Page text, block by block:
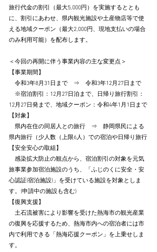
旅行代金の割引（最大5,000円）を実施するととも
に、割引にあわせ、県内観光施設や土産物店等で使
える地域クーポン（最大2,000円、現地支払いの場合
のみ利用可能）を配布します。
＜今回の再開に伴う事業内容の主な変更点＞
【事業期間】
令和3年8月31日まで　⇒　令和3年12月27日まで
※宿泊割引：12月27日泊まで、日帰り旅行割引：
12月27日発まで、地域クーポン：令和4年1月1日まで
【対象】
県内在住の同居人との旅行　⇒　静岡県民による
県内旅行（少人数（上限6人）での宿泊や日帰り旅行
【安全安心の取組】
感染拡大防止の観点から、宿泊割引の対象を元気
旅事業参加宿泊施設のうち、「ふじのくに安全・安
心認証(宿泊施設)」を受けている施設を対象としま
す。(申請中の施設も含む)
【復興支援】
土石流被害により影響を受けた熱海市の観光産業
の復興を応援するため、熱海市内への宿泊者には市
内で利用できる「熱海応援クーポン」を上乗せしま
す。